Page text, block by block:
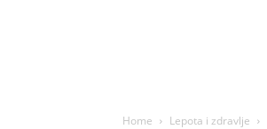
Home Lepota i zdravlje